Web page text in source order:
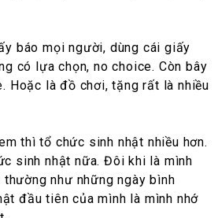
báo mọi người, dùng cái giấy
có lựa chọn, no choice. Còn bây
Hoặc là đồ chơi, tặng rất là nhiều
thì tổ chức sinh nhật nhiều hơn.
sinh nhật nữa. Đôi khi là mình
như những ngày bình
đầu tiên của mình là mình nhớ